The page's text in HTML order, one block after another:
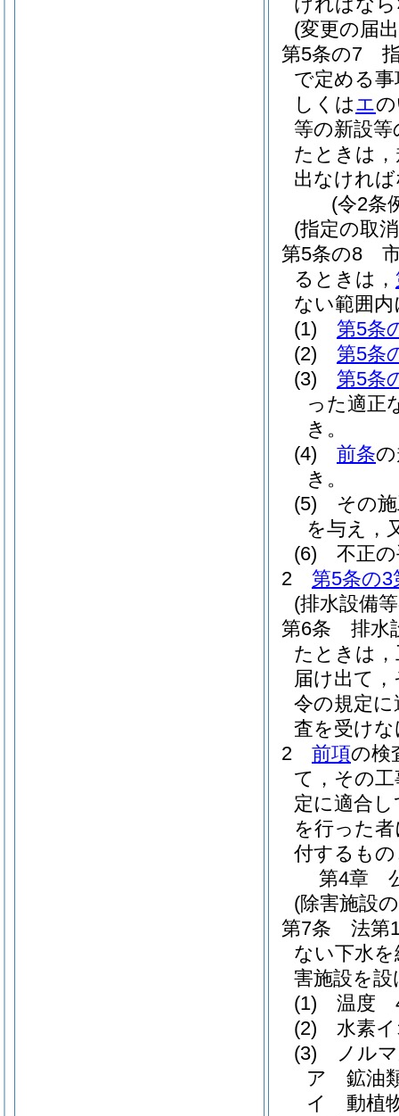
(変更の届
第5条の7
で定める
しくはエ
等の新設
たときは
出なけれ
(令2条
(指定の取
第5条の8
るときは，
ない範囲
(1)
第5条
(2)
第5条
(3)
第5条
った適正
き。
(4)
前条
き。
(5)
その
を与え，
(6)
不正
2
第5条の3
(排水設備
第6条
排水
たときは
届け出て
令の規定
査を受け
2
前項の検
て，その
定に適合
を行った
付するも
第4章
(除害施設
第7条
法第
ない下水
害施設を
(1)
温度
(2)
水素
(3)
ノル
ア
鉱油
イ
動植